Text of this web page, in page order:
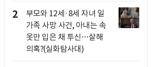
2
부모와 12세·8세 자녀 일
가족 사망 사건, 아내는 속
옷만 입은 채 투신…살해
의혹?(실화탐사대)